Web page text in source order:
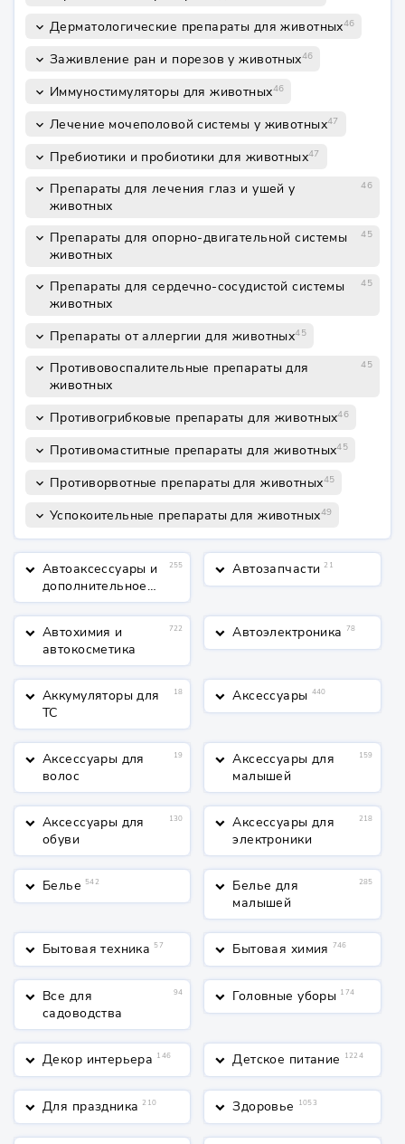
keyboard_arrow_down Дерматологические препараты для животных46
keyboard_arrow_down Заживление ран и порезов у животных46
keyboard_arrow_down Иммуностимуляторы для животных46
keyboard_arrow_down Лечение мочеполовой системы у животных47
keyboard_arrow_down Пребиотики и пробиотики для животных47
keyboard_arrow_down Препараты для лечения глаз и ушей у
животных
46
keyboard_arrow_down Препараты для опорно-двигательной системы
животных
45
keyboard_arrow_down Препараты для сердечно-сосудистой системы
животных
45
keyboard_arrow_down Препараты от аллергии для животных45
keyboard_arrow_down Противовоспалительные препараты для
животных
45
keyboard_arrow_down Противогрибковые препараты для животных46
keyboard_arrow_down Противомаститные препараты для животных45
keyboard_arrow_down Противорвотные препараты для животных45
keyboard_arrow_down Успокоительные препараты для животных49
keyboard_arrow_down Автоаксессуары и
дополнительное
оборудование
255 keyboard_arrow_down Автозапчасти 21
keyboard_arrow_down Автохимия и
автокосметика
722 keyboard_arrow_down Автоэлектроника 78
keyboard_arrow_down Аккумуляторы для
ТС
18 keyboard_arrow_down Аксессуары 440
keyboard_arrow_down Аксессуары для
волос
19 keyboard_arrow_down Аксессуары для
малышей
159
keyboard_arrow_down Аксессуары для
обуви
130 keyboard_arrow_down Аксессуары для
электроники
218
keyboard_arrow_down Белье 542 keyboard_arrow_down Белье для
малышей
285
keyboard_arrow_down Бытовая техника 57 keyboard_arrow_down Бытовая химия 746
keyboard_arrow_down Все для
садоводства
94 keyboard_arrow_down Головные уборы 174
keyboard_arrow_down Декор интерьера 146 keyboard_arrow_down Детское питание 1224
keyboard_arrow_down Для праздника 210 keyboard_arrow_down Здоровье 1053